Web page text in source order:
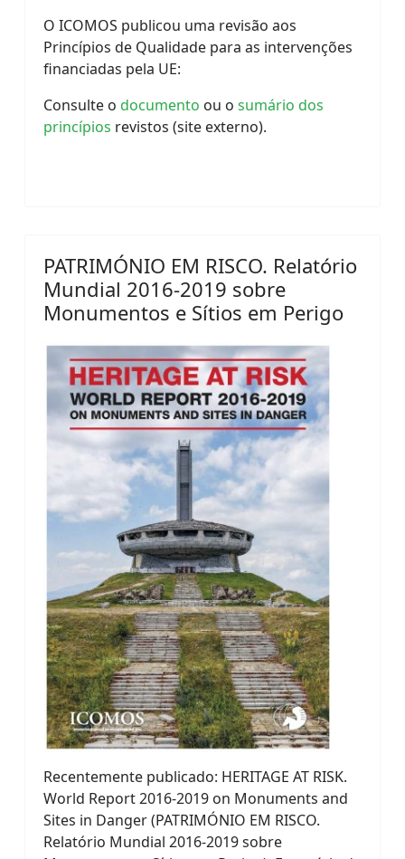
O ICOMOS publicou uma revisão aos
Princípios de Qualidade para as intervenções
financiadas pela UE:
Consulte o documento ou o sumário dos
princípios revistos (site externo).
PATRIMÓNIO EM RISCO. Relatório
Mundial 2016-2019 sobre
Monumentos e Sítios em Perigo
Recentemente publicado: HERITAGE AT RISK.
World Report 2016-2019 on Monuments and
Sites in Danger (PATRIMÓNIO EM RISCO.
Relatório Mundial 2016-2019 sobre